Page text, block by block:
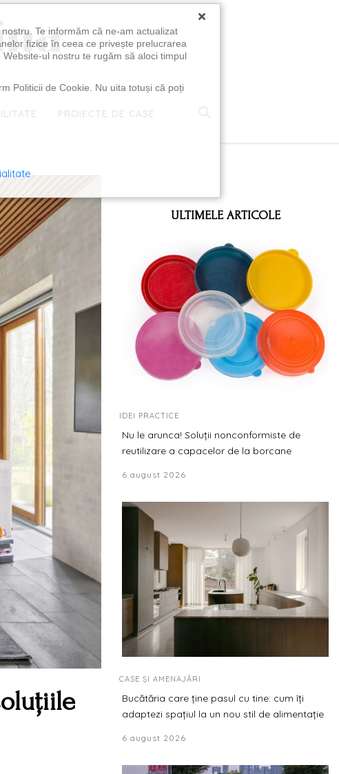
PROIECTE DE CASE
ULTIMELE ARTICOLE
IDEI PRACTICE
Nu le arunca! Soluții nonconformiste de
reutilizare a capacelor de la borcane
6 august 2026
CASE ȘI AMENAJĂRI
Bucătăria care ține pasul cu tine: cum îți
adaptezi spațiul la un nou stil de alimentație
6 august 2026
×
Te informăm că ne-am actualizat
fizice în ceea ce privește prelucrarea
ul nostru te rugăm să aloci timpul
Politicii de Cookie. Nu uita totuși că poți